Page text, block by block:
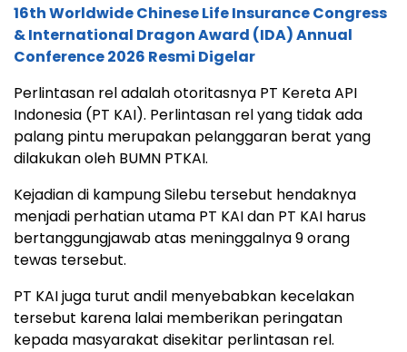
16th Worldwide Chinese Life Insurance Congress
& International Dragon Award (IDA) Annual
Conference 2026 Resmi Digelar
Perlintasan rel adalah otoritasnya PT Kereta API
Indonesia (PT KAI). Perlintasan rel yang tidak ada
palang pintu merupakan pelanggaran berat yang
dilakukan oleh BUMN PTKAI.
Kejadian di kampung Silebu tersebut hendaknya
menjadi perhatian utama PT KAI dan PT KAI harus
bertanggungjawab atas meninggalnya 9 orang
tewas tersebut.
PT KAI juga turut andil menyebabkan kecelakan
tersebut karena lalai memberikan peringatan
kepada masyarakat disekitar perlintasan rel.